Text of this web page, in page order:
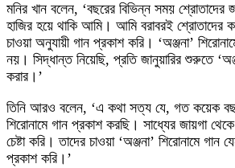
মনির খান বলেন, ‘বছরের বিভিন্ন সময়
হাজির হয়ে থাকি আমি। আমি বরাবরই শ্রোতাদের
চাওয়া অনুযায়ী গান প্রকাশ করি। ‘অঞ্জনা’
নয়। সিদ্ধান্ত নিয়েছি, প্রতি জানুয়ারির শুরুতে
করার।’
তিনি আরও বলেন, ‘এ কথা সত্য যে, গত কয়েক বছর
শিরোনামে গান প্রকাশ করছি। সাধ্যের জায়গা
চেষ্টা করি। তাদের চাওয়া ‘অঞ্জনা’ শিরোনামে গান
প্রকাশ করি।’